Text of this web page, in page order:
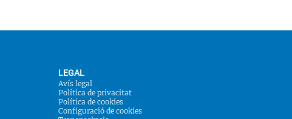
LEGAL
Avís legal
Política de privacitat
Política de cookies
Configuració de cookies